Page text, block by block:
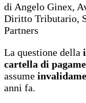
di Angelo Ginex,
Diritto Tributario,
Partners
La questione della
cartella di
assume
anni fa.